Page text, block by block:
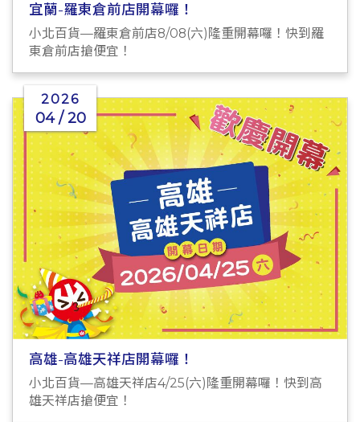
宜蘭-羅東倉前店開幕囉！
小北百貨—羅東倉前店8/08(六)隆重開幕囉！快到羅
東倉前店搶便宜！
2026
04 / 20
高雄-高雄天祥店開幕囉！
小北百貨—高雄天祥店4/25(六)隆重開幕囉！快到高
雄天祥店搶便宜！